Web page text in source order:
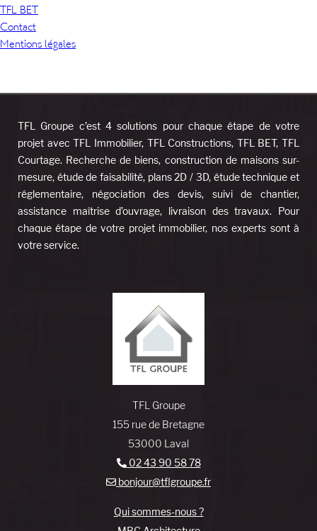
TFL BET
Contact
Mentions légales
TFL Groupe c’est 4 solutions pour chaque étape de votre
projet avec TFL Immobilier, TFL Constructions, TFL BET, TFL
Courtage. Recherche de biens, construction de maisons sur-
mesure, étude de faisabilité, plans 2D / 3D, étude technique et
réglementaire, négociation des devis, suivi de chantier,
assistance maîtrise d’ouvrage, livraison des travaux. Pour
chaque étape de votre projet immobilier, nos experts sont à
votre service.
TFL Groupe
155 rue de Bretagne
53000 Laval
02 43 90 58 78
bonjour@tflgroupe.fr
Qui sommes-nous ?